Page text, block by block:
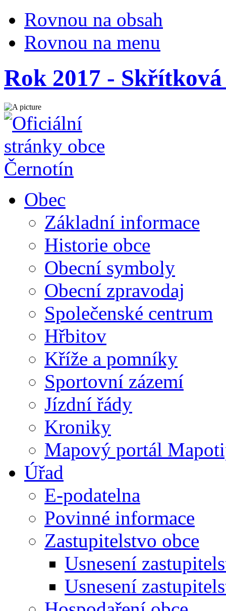
Rovnou na obsah
Rovnou na menu
Rok 2017 - Skřítková
Obec
Základní informace
Historie obce
Obecní symboly
Obecní zpravodaj
Společenské centrum
Hřbitov
Kříže a pomníky
Sportovní zázemí
Jízdní řády
Kroniky
Mapový portál
Úřad
E-podatelna
Povinné informace
Zastupitelstvo obce
Usnesení
Usnesení